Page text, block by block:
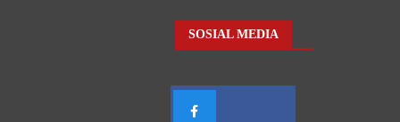
SOSIAL MEDIA